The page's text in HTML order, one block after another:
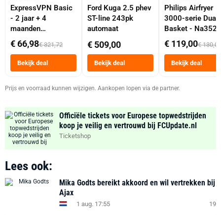
ExpressVPN Basic
- 2 jaar + 4
maanden
abonnement
€ 66,98€ 321,72
Bekijk deal
Ford Kuga 2.5 phev
ST-line 243pk
automaat
€ 509,00
Bekijk deal
Philips Airfryer
3000-serie Dual
Basket -
Dubbele Mand 9
Tot 6 Personen
Heteluchtfriteuse
Zwart
€ 119,00€ 130,00
Bekijk deal
Prijs en voorraad kunnen wijzigen. Aankopen lopen via de partner.
Officiële tickets voor Europese topwedstrijden
koop je veilig en vertrouwd bij FCUpdate.nl
Ticketshop
Lees ook:
Mika Godts bereikt akkoord en wil vertrekken bij
Ajax
1 aug. 17:55 19